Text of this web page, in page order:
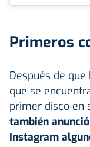
Primeros
Después de
que se
primer disco en
también
Instagram